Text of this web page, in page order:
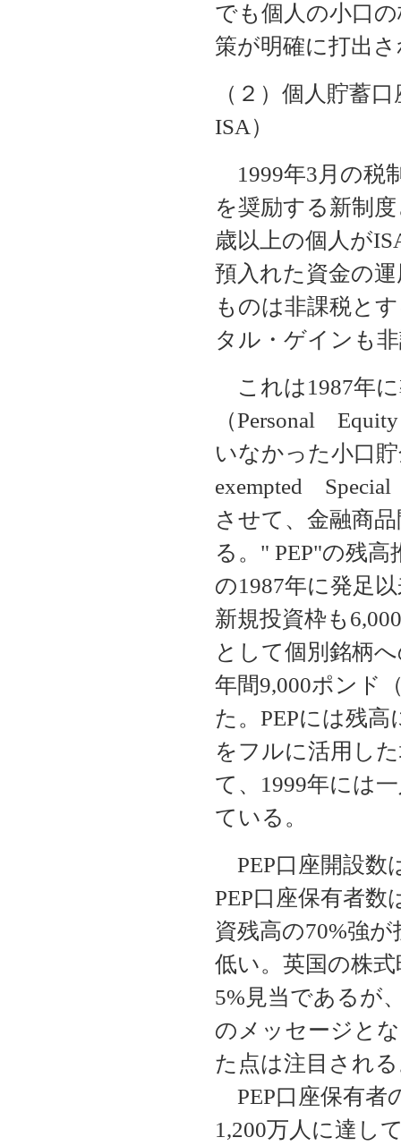
でも個人の小口
策が明確に打出
（２）個人貯蓄
ISA）
1999年3月の税
を奨励する新制
歳以上の個人が
預入れた資金の
ものは非課税と
タル・ゲインも
これは1987年
（Personal
いなかった小口
exempted
させて、金融商
る。" PEP"の残
の1987年に発足
新規投資枠も
として個別銘柄
年間9,000ポンド
た。PEPには残
をフルに活用し
て、1999年には
ている。
PEP口座開設数
PEP口座保有者数
資残高の70%強
低い。英国の株
5%見当であるが
のメッセージと
た点は注目され
PEP口座保有者
1,200万人に達し